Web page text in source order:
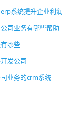
系统提升企业利润
司业务有哪些帮助
哪些
发公司
业务的crm系统